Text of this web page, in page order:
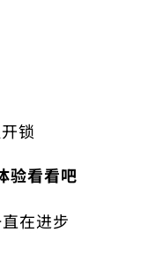
锁
验看看吧
在进步